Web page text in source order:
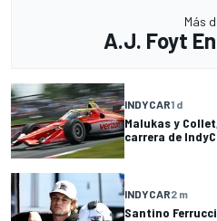
Más
A.J. Foyt
INDYCAR1 d
Malukas y
carrera de
INDYCAR2 m
Santino